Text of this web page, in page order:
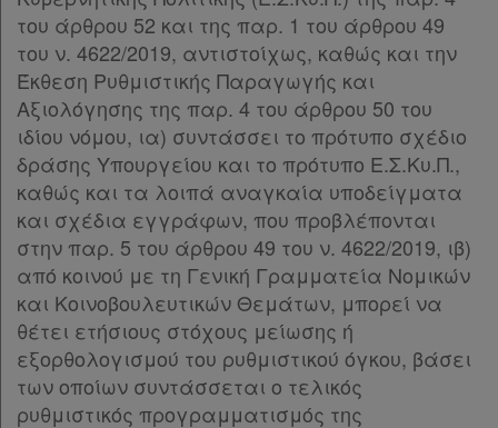
και
cookies
Απόκτηση
Συνδρομής
Ατομική
συνδρομή
Ομαδικά
του άρθρου 52 και της παρ. 1 του άρθρου 49
του ν. 4622/2019, αντιστοίχως, καθώς και την
Έκθεση Ρυθμιστικής Παραγωγής και
Αξιολόγησης της παρ. 4 του άρθρου 50 του
ιδίου νόμου, ια) συντάσσει το πρότυπο σχέδιο
δράσης Υπουργείου και το πρότυπο Ε.Σ.Κυ.Π.,
καθώς και τα λοιπά αναγκαία υποδείγματα
και σχέδια εγγράφων, που προβλέπονται
στην παρ. 5 του άρθρου 49 του ν. 4622/2019, ιβ)
από κοινού με τη Γενική Γραμματεία Νομικών
και Κοινοβουλευτικών Θεμάτων, μπορεί να
θέτει ετήσιους στόχους μείωσης ή
εξορθολογισμού του ρυθμιστικού όγκου, βάσει
των οποίων συντάσσεται ο τελικός
ρυθμιστικός προγραμματισμός της